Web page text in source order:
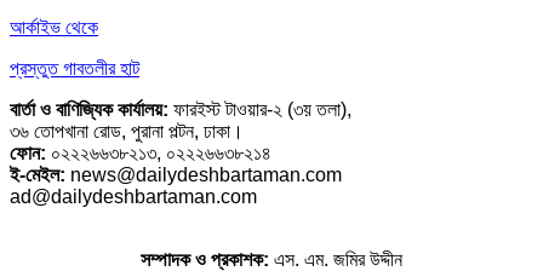
আর্কাইভ থেকে
প্রস্তুত গাবতলীর হাট
বার্তা ও বাণিজ্যিক কার্যালয়: ফারইস্ট টাওয়ার-২ (৩য় তলা),
৩৬ তোপখানা রোড, পুরানা পল্টন, ঢাকা।
ফোন: ০২২২৬৬৩৮২১৩, ০২২২৬৬৩৮২১৪
ই-মেইল: news@dailydeshbartaman.com
ad@dailydeshbartaman.com
সম্পাদক ও প্রকাশক: এস. এম. জমির উদ্দীন